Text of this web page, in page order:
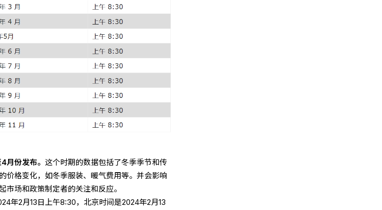
份发布。 这个时期的数据包括了冬季季节和传
价格变化，如冬季服装、暖气费用等。并会影响
场和政策制定者的关注和反应。
年2月13日上午8:30，北京时间是2024年2月13